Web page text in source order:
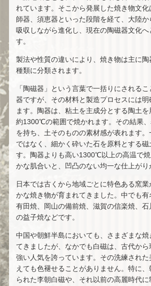
れています。そこから発展した焼き物文
師器、須恵器といった段階を経て、大陸
吸収しながら進化し、現在の陶磁器文化へ
す。
製法や性質の違いにより、焼き物は主に
種類に分類されます。
「陶磁器」という言葉で一括りにされる
器ですが、その材料と製造プロセスには明
ます。陶器は、粘土を主成分とする陶土
約1300℃の範囲で焼かれます。その結果
を持ち、土そのものの素材感が表れます
ではなく、細かく砕いた石を原料とする磁
す。陶器よりも高い1300℃以上の高温で
かな肌合いと、凹凸のない均一な仕上がり
日本では古くから地域ごとに特色ある窯
かな焼き物が育まれてきました。中でも
有田焼、岡山の備前焼、滋賀の信楽焼、
の益子焼などです。
中国や朝鮮半島においても、さまざまな
てきましたが、なかでも白磁は、古代か
強い人気を誇っています。その洗練され
えても色褪せることがありません。特に
られた李朝白磁や、それ以前の高麗時代